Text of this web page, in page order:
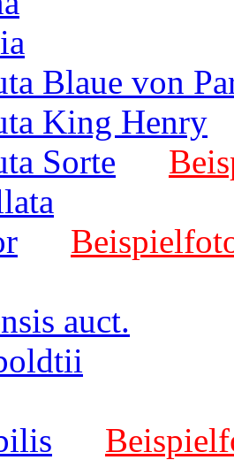
Blaue von
King Henry
Sorte
auct.